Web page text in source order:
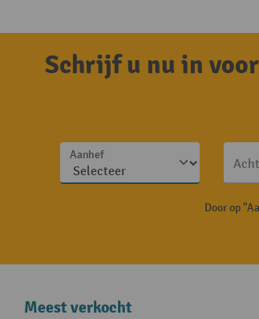
Schrijf u nu in
Aanhef
Door op
Meest verkocht